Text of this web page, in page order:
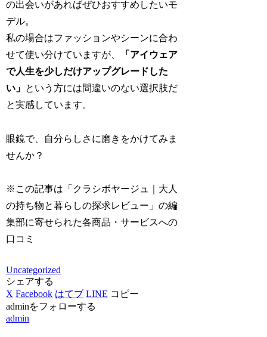
の出会いがあればぜひおすすめしたいモ
デル。
私の場合はファッションやシーンに合わ
せて使い分けていますが、
「アイウェア
で人生を少しだけアップグレードした
い」 という方には間違いのない選択肢だ
と実感しています。
眼鏡で、自分らしさに磨きをかけてみま
せんか？
※この記事は「クラシボヤージュ｜大人
の持ち物と暮らしの探求レビュー」の編
集部に寄せられた各商品・サービスへの
口コミ
Uncategorized
シェアする
X Facebook はてブ LINE コピー
adminをフォローする
admin